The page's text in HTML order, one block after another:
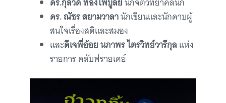
ดร. ณัชร สยามวาลานักเขียนและนักดาบผู้
สนใจเรื่องสติและสมอง
และดีเจพี่อ้อย นภาพร ไตรวิทย์วารีกุล แห่ง
รายการ คลับฟรายเดย์